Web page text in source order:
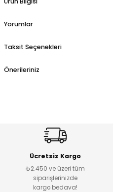
Yorumlar
Taksit Seçenekleri
Önerileriniz
Ücretsiz Kargo
₺2.450 ve üzeri tüm
siparişlerinizde
kargo bedava!